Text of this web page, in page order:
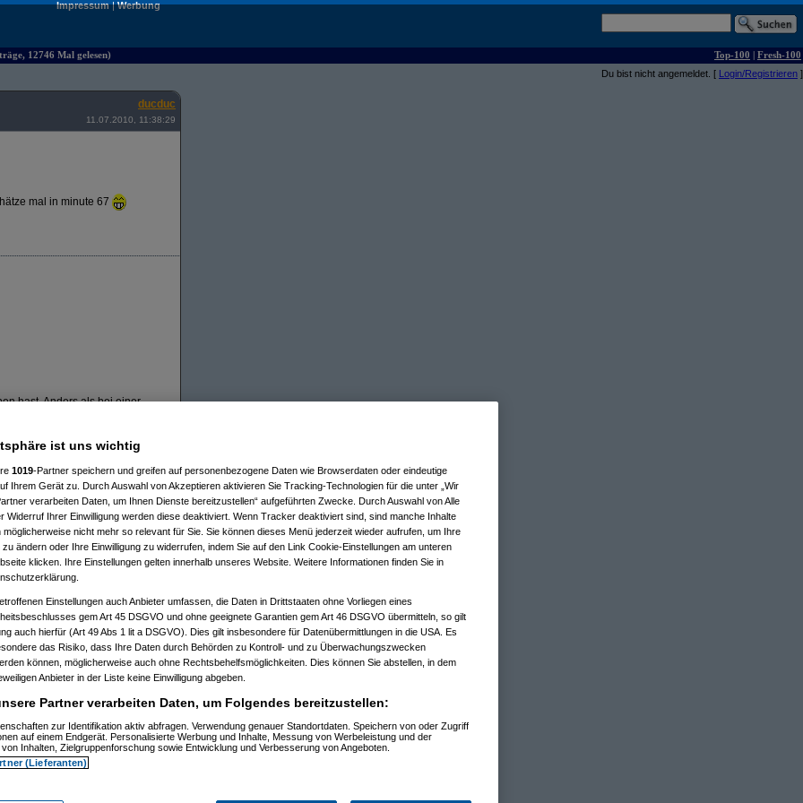
Impressum|Werbung
12746 Mal gelesen) Top-100 | Fresh-100
Du bist nicht angemeldet. [ Login/Registrieren ]
ducduc
11.07.2010, 11:38:29
mal in minute 67
hast. Anders als bei einer
11.07.2010, 13:52:15)
14:49:37)
am 11.07.2010, 15:13:28)
16:27:29)
07:40:59)
07:45:13)
ist uns wichtig
1019-Partner speichern und greifen auf personenbezogene Daten wie Browserdaten oder eindeutige
Ihrem Gerät zu. Durch Auswahl von Akzeptieren aktivieren Sie Tracking-Technologien für die unter „Wir
verarbeiten Daten, um Ihnen Dienste bereitzustellen“ aufgeführten Zwecke. Durch Auswahl von Alle
Widerruf Ihrer Einwilligung werden diese deaktiviert. Wenn Tracker deaktiviert sind, sind manche Inhalte
möglicherweise nicht mehr so relevant für Sie. Sie können dieses Menü jederzeit wieder aufrufen, um Ihre
zu ändern oder Ihre Einwilligung zu widerrufen, indem Sie auf den Link Cookie-Einstellungen am unteren
klicken. Ihre Einstellungen gelten innerhalb unseres Website. Weitere Informationen finden Sie in
Einstellungen auch Anbieter umfassen, die Daten in Drittstaaten ohne Vorliegen eines
gem Art 45 DSGVO und ohne geeignete Garantien gem Art 46 DSGVO übermitteln, so gilt
auch hierfür (Art 49 Abs 1 lit a DSGVO). Dies gilt insbesondere für Datenübermittlungen in die USA. Es
das Risiko, dass Ihre Daten durch Behörden zu Kontroll- und zu Überwachungszwecken
können, möglicherweise auch ohne Rechtsbehelfsmöglichkeiten. Dies können Sie abstellen, in dem
Anbieter in der Liste keine Einwilligung abgeben.
Partner verarbeiten Daten, um Folgendes bereitzustellen:
zur Identifikation aktiv abfragen. Verwendung genauer Standortdaten. Speichern von oder Zugriff
auf einem Endgerät. Personalisierte Werbung und Inhalte, Messung von Werbeleistung und der
Inhalten, Zielgruppenforschung sowie Entwicklung und Verbesserung von Angeboten.
(Lieferanten)